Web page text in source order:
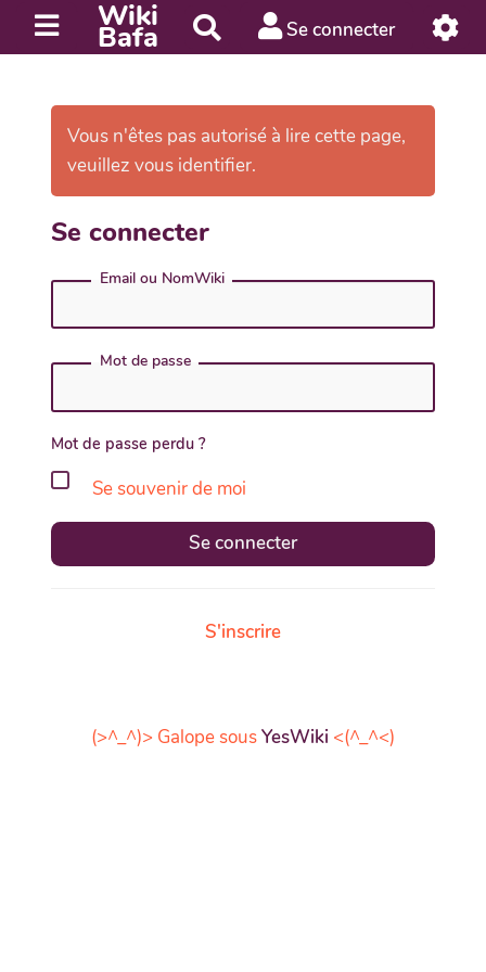
Wiki
Bafa
e
h
e
r
r
Se connecter
Vous n'êtes pas autorisé à lire cette page,
veuillez vous identifier.
Se connecter
Email ou NomWiki
Mot de passe
Mot de passe perdu ?
Se souvenir de moi
Se connecter
S'inscrire
(>^_^)> Galope sousYesWiki <(^_^<)